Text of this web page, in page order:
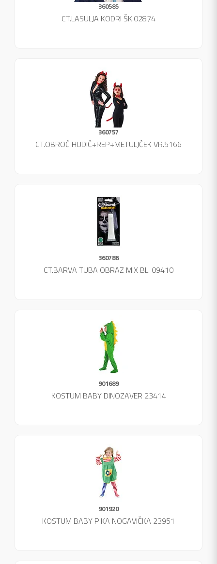
360585
CT.LASULJA KODRI ŠK.02874
360757
CT.OBROČ HUDIČ+REP+METULJČEK VR.5166
360786
CT.BARVA TUBA OBRAZ MIX BL. 09410
901689
KOSTUM BABY DINOZAVER 23414
901920
KOSTUM BABY PIKA NOGAVIČKA 23951